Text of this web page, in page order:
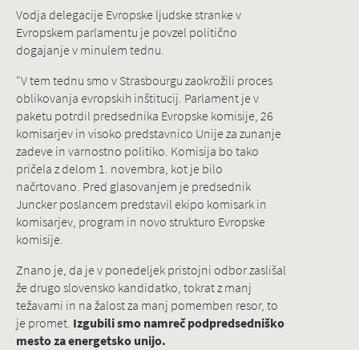
Vodja delegacije Evropske ljudske stranke v
Evropskem parlamentu je povzel politično
dogajanje v minulem tednu.
"V tem tednu smo v Strasbourgu zaokrožili proces
oblikovanja evropskih inštitucij. Parlament je v
paketu potrdil predsednika Evropske komisije, 26
komisarjev in visoko predstavnico Unije za zunanje
zadeve in varnostno politiko. Komisija bo tako
pričela z delom 1. novembra, kot je bilo
načrtovano. Pred glasovanjem je predsednik
Juncker poslancem predstavil ekipo komisark in
komisarjev, program in novo strukturo Evropske
komisije.
Znano je, da je v ponedeljek pristojni odbor zaslišal
že drugo slovensko kandidatko, tokrat z manj
težavami in na žalost za manj pomemben resor, to
je promet. Izgubili smo namreč podpredsedniško
mesto za energetsko unijo.